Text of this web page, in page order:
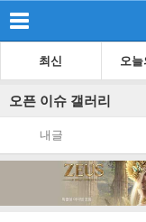
최신 오늘
오픈 이슈 갤러리
내글